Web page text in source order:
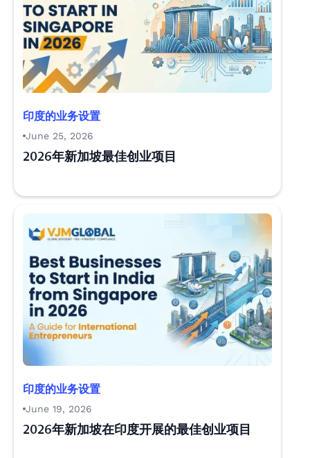
印度的业务设置
June 25, 2026
2026年新加坡最佳创业项目
印度的业务设置
June 19, 2026
2026年新加坡在印度开展的最佳创业项目